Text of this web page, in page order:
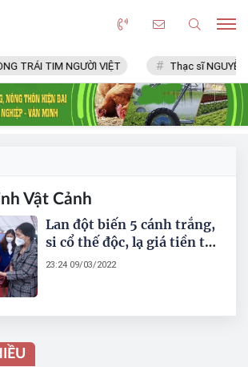
TRÁI TIM NGƯỜI VIỆT Thạc sĩ NGUYỄN
Vật Cảnh
Lan đột biến 5 cánh trắng,
si cổ thế độc, lạ giá tiền tỷ
và những "siêu phẩm" cây
23:24 09/03/2022